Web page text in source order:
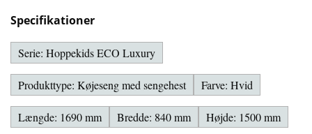
Specifikationer
Serie: Hoppekids ECO Luxury
Produkttype: Køjeseng med sengehest Farve: Hvid
Længde: 1690 mm Bredde: 840 mm Højde: 1500 mm